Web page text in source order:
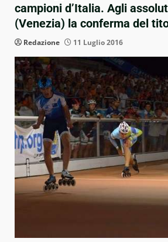
campioni d’Italia. Agli
(Venezia) la conferma del
Redazione 11 Luglio 2016